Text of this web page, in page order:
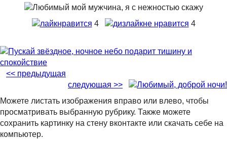
нравится 4 не нравится 4
<< предыдущая
следующая >>
Можете листать изображения вправо или влево, чтобы
просматривать выбранную рубрику. Также можете
сохранить картинку на стену вконтакте или скачать себе на
компьютер.